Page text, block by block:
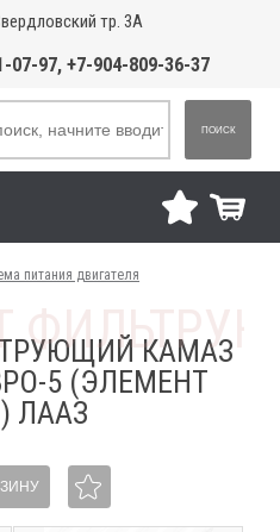
тр. 3А
07-97, +7-904-809-36-37
ПОИСК
питания двигателя
КАМАЗ
5 (ЭЛЕМЕНТ
ЛААЗ